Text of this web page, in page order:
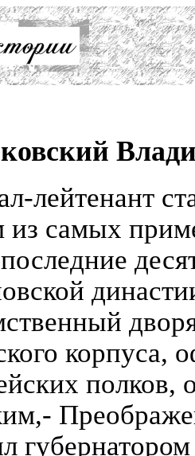
лейтенант
из самых
корпуса,